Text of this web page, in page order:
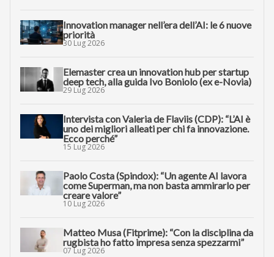
Innovation manager nell’era dell’AI: le 6 nuove
priorità
30 Lug 2026
Elemaster crea un innovation hub per startup
deep tech, alla guida Ivo Boniolo (ex e-Novia)
29 Lug 2026
Intervista con Valeria de Flaviis (CDP): “L’AI è
uno dei migliori alleati per chi fa innovazione.
Ecco perché”
15 Lug 2026
Paolo Costa (Spindox): “Un agente AI lavora
come Superman, ma non basta ammirarlo per
creare valore”
10 Lug 2026
Matteo Musa (Fitprime): “Con la disciplina da
rugbista ho fatto impresa senza spezzarmi”
07 Lug 2026